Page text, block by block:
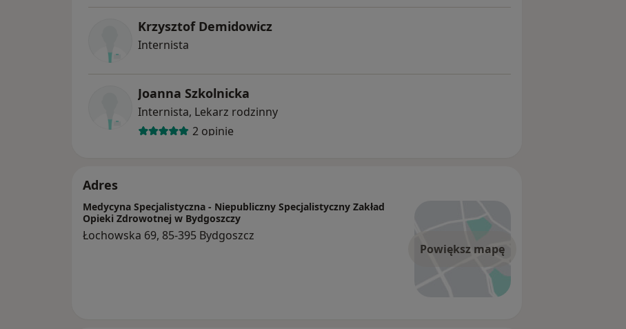
Krzysztof Demidowicz
Internista
Joanna Szkolnicka
Internista, Lekarz rodzinny
2 opinie
Adres
Powiększ mapę
Medycyna Specjalistyczna - Niepubliczny Specjalistyczny Zakład
Opieki Zdrowotnej w Bydgoszczy
Łochowska 69, 85-395 Bydgoszcz